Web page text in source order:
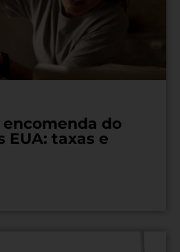
do
EUA: taxas e